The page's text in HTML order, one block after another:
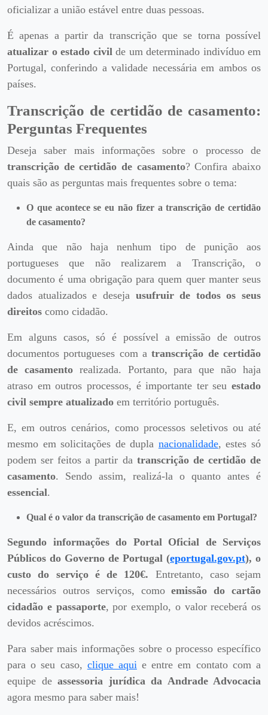
oficializar a união estável entre duas pessoas.
É apenas a partir da transcrição que se torna possível
atualizar o estado civil de um determinado indivíduo em
Portugal, conferindo a validade necessária em ambos os
países.
Transcrição de certidão de casamento:
Perguntas Frequentes
Deseja saber mais informações sobre o processo de
transcrição de certidão de casamento? Confira abaixo
quais são as perguntas mais frequentes sobre o tema:
O que acontece se eu não fizer a transcrição de certidão
de casamento?
Ainda que não haja nenhum tipo de punição aos
portugueses que não realizarem a Transcrição, o
documento é uma obrigação para quem quer manter seus
dados atualizados e deseja usufruir de todos os seus
direitos como cidadão.
Em alguns casos, só é possível a emissão de outros
documentos portugueses com atranscrição de certidão
de casamentorealizada. Portanto, para que não haja
atraso em outros processos, é importante ter seu estado
civil sempre atualizado em território português.
E, em outros cenários, como processos seletivos ou até
mesmo em solicitações de dupla nacionalidade, estes só
podem ser feitos a partir da transcrição de certidão de
casamento. Sendo assim, realizá-la o quanto antes é
essencial.
Qual é o valor da transcrição de casamento em Portugal?
Segundo informações do Portal Oficial de Serviços
Públicos do Governo de Portugal (eportugal.gov.pt), o
custo do serviço é de 120€. Entretanto, caso sejam
necessários outros serviços, comoemissão do cartão
cidadão e passaporte, por exemplo, o valor receberá os
devidos acréscimos.
Para saber mais informações sobre o processo específico
para o seu caso, clique aqui e entre em contato com a
equipe de assessoria jurídica da Andrade Advocacia
agora mesmo para saber mais!